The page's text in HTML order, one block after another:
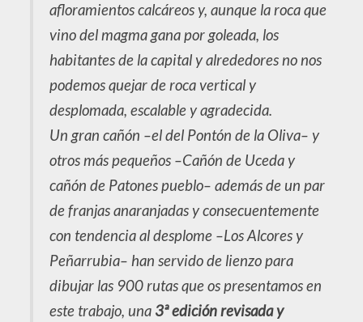
afloramientos calcáreos y, aunque la roca que
vino del magma gana por goleada, los
habitantes de la capital y alrededores no nos
podemos quejar de roca vertical y
desplomada, escalable y agradecida.
Un gran cañón –el del Pontón de la Oliva– y
otros más pequeños –Cañón de Uceda y
cañón de Patones pueblo– además de un par
de franjas anaranjadas y consecuentemente
con tendencia al desplome –Los Alcores y
Peñarrubia– han servido de lienzo para
dibujar las 900 rutas que os presentamos en
este trabajo, una 3ª edición revisada y